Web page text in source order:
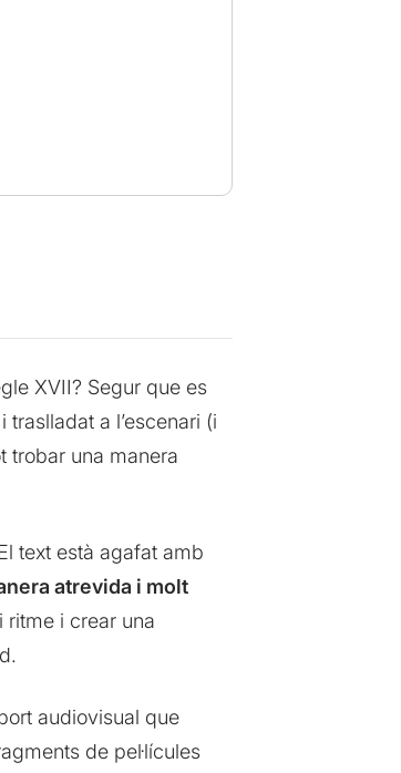
XVII? Segur que es
a l’escenari (i
trobar una manera
text està agafat amb
atrevida i molt
i crear una
audiovisual que
de pel·lícules